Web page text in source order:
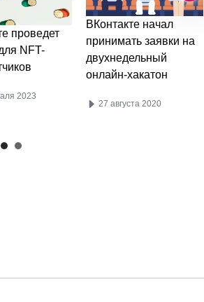
проведет
NFT-
2023
ВКонтакте начал
принимать заявки на
двухнедельный
онлайн-хакатон
27 августа 2020